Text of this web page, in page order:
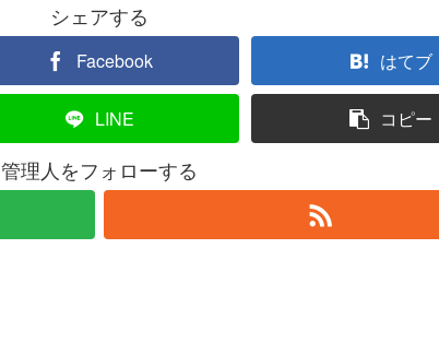
シェアする
Facebook はてブ
LINE コピー
管理人をフォローする